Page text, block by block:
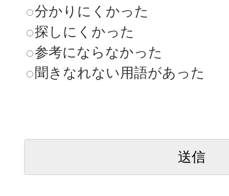
分かりにくかった
探しにくかった
参考にならなかった
聞きなれない用語があった